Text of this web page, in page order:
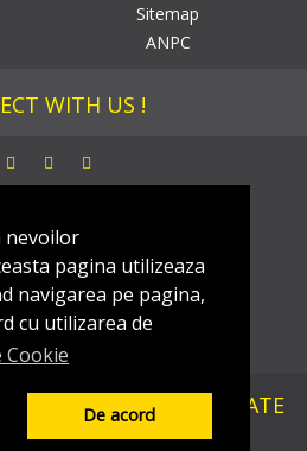
nevoilor
pagina utilizeaza
navigarea pe pagina,
cu utilizarea de
Cookie
De acord
Sitemap
ANPC
WITH US !
DIAMANTELOR . TOATE
REZERVATE!